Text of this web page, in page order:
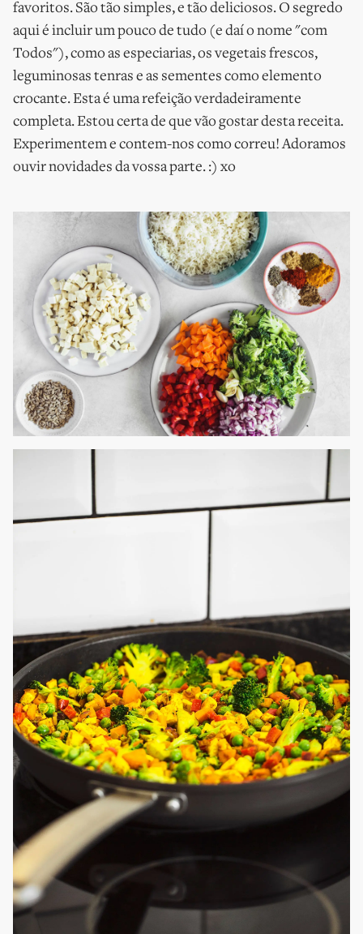
favoritos. São tão simples, e tão deliciosos. O segredo
aqui é incluir um pouco de tudo (e daí o nome "com
Todos"), como as especiarias, os vegetais frescos,
leguminosas tenras e as sementes como elemento
crocante. Esta é uma refeição verdadeiramente
completa. Estou certa de que vão gostar desta receita.
Experimentem e contem-nos como correu! Adoramos
ouvir novidades da vossa parte. :) xo